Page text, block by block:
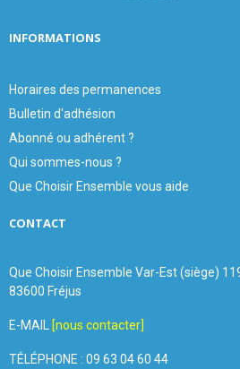
INFORMATIONS
Horaires des permanences
Bulletin d'adhésion
Abonné ou adhérent ?
Qui sommes-nous ?
Que Choisir Ensemble vous aide
CONTACT
Que Choisir Ensemble Var-Est (siège)
83600 Fréjus
E-MAIL [nous contacter]
TÉLÉPHONE : 09 63 04 60 44